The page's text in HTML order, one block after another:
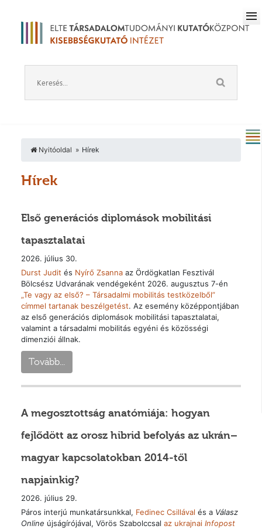
Nyitóoldal Hírek
Hírek
Első generációs diplomások mobilitási
tapasztalatai
2026. július 30.
Durst Judit és Nyírő Zsannaaz Ördögkatlan Fesztivál
Bölcsész Udvarának vendégeként 2026. augusztus 7-én
„Te vagy az első? – Társadalmi mobilitás testközelből”
címmel tartanak beszélgetést. Az esemény középpontjában
az első generációs diplomások mobilitási tapasztalatai,
valamint a társadalmi mobilitás egyéni és közösségi
dimenziói állnak.
Tovább...
A megosztottság anatómiája: hogyan
fejlődött az orosz hibrid befolyás az ukrán–
magyar kapcsolatokban 2014-től
napjainkig?
2026. július 29.
Páros interjú munkatársunkkal, Fedinec Csillával és a Válasz
Online újságírójával, Vörös Szabolccsal az ukrajnai Infopost